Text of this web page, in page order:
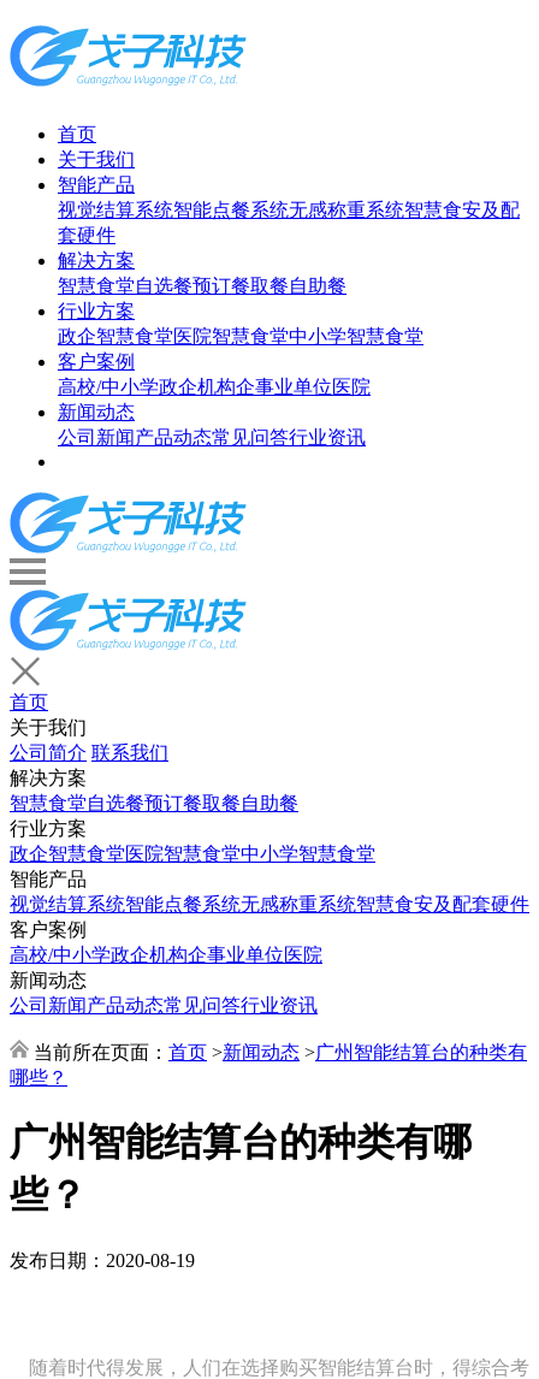
首页
关于我们
智能产品
视觉结算系统智能点餐系统无感称重系统智慧食安及配
套硬件
解决方案
智慧食堂自选餐预订餐取餐自助餐
行业方案
政企智慧食堂医院智慧食堂中小学智慧食堂
客户案例
高校/中小学政企机构企事业单位医院
新闻动态
公司新闻产品动态常见问答行业资讯
首页
关于我们
公司简介 联系我们
解决方案
智慧食堂自选餐预订餐取餐自助餐
行业方案
政企智慧食堂医院智慧食堂中小学智慧食堂
智能产品
视觉结算系统智能点餐系统无感称重系统智慧食安及配套硬件
客户案例
高校/中小学政企机构企事业单位医院
新闻动态
公司新闻产品动态常见问答行业资讯
当前所在页面： 首页 >新闻动态 >广州智能结算台的种类有
哪些？
广州智能结算台的种类有哪
些？
发布日期：2020-08-19
随着时代得发展，人们在选择购买智能结算台时， 得综合考